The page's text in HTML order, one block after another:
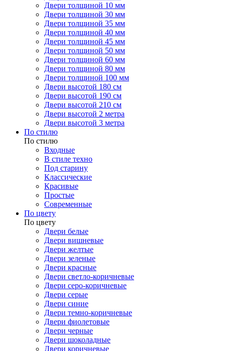
Двери толщиной 10 мм
Двери толщиной 30 мм
Двери толщиной 35 мм
Двери толщиной 40 мм
Двери толщиной 45 мм
Двери толщиной 50 мм
Двери толщиной 60 мм
Двери толщиной 80 мм
Двери толщиной 100 мм
Двери высотой 180 см
Двери высотой 190 см
Двери высотой 210 см
Двери высотой 2 метра
Двери высотой 3 метра
По стилю
По стилю
Входные
В стиле техно
Под старину
Классические
Красивые
Простые
Современные
По цвету
По цвету
Двери белые
Двери вишневые
Двери желтые
Двери зеленые
Двери красные
Двери светло-коричневые
Двери серо-коричневые
Двери серые
Двери синие
Двери темно-коричневые
Двери фиолетовые
Двери черные
Двери шоколадные
Двери коричневые